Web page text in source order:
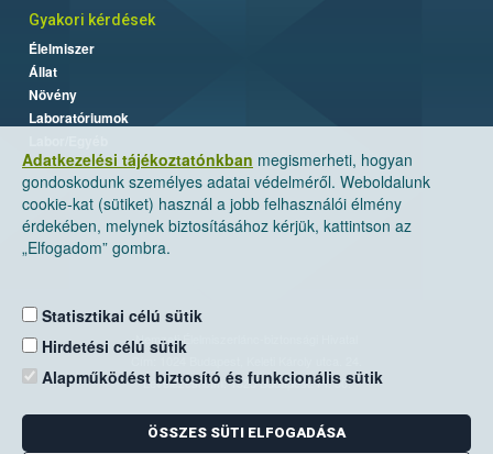
Adatkezelési tájékoztatónkban megismerheti, hogyan
gondoskodunk személyes adatai védelméről. Weboldalunk
cookie-kat (sütiket) használ a jobb felhasználói élmény
érdekében, melynek biztosításához kérjük, kattintson az
„Elfogadom” gombra.
Statisztikai célú sütik
Hirdetési célú sütik
Alapműködést biztosító és funkcionális sütik
ÖSSZES SÜTI ELFOGADÁSA
Gyakori kérdések
Élelmiszer
Állat
Növény
Laboratóriumok
Nemzeti Élelmiszerlánc-biztonsági Hivatal
Levelezési cím: 1525 Budapest. Pf. 30.
E-mail:ugyfelszolgalat@nebih.gov.hu